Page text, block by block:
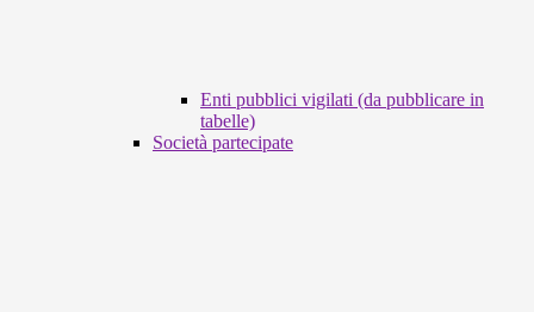
Enti pubblici vigilati (da pubblicare in
tabelle)
Società partecipate